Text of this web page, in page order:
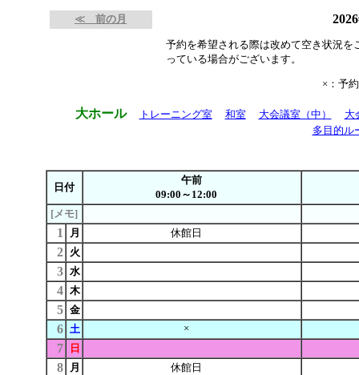
≪ 前の月
予約を希望される際は改めて空き状況
っている場合がございます。
×：予
大ホール トレーニング室 和室 大会議室（中）
大
多目的ル
日付
午前
09:00～12:00
[メモ]
1 月 休館日
2 火
3 水
4 木
5 金
6 土 ×
7 日
8 月 休館日